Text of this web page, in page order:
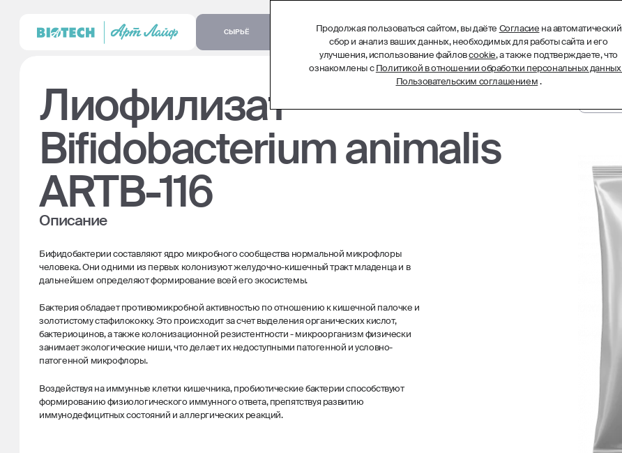
СЫРЬЁ БИОТЕХНОЛОГИЧЕСКИЕ КОМПЛЕКСЫ МЕНЮ
Лиофилизат
Bifidobacterium animalis
ARTB-116
Описание
Бифидобактерии составляют ядро микробного сообщества нормальной микрофлоры
человека. Они одними из первых колонизуют желудочно-кишечный тракт младенца и в
дальнейшем определяют формирование всей его экосистемы.
Бактерия обладает противомикробной активностью по отношению к кишечной палочке и
золотистому стафилококку. Это происходит за счет выделения органических кислот,
бактериоцинов, а также колонизационной резистентности - микроорганизм физически
занимает экологические ниши, что делает их недоступными патогенной и условно-
патогенной микрофлоры.
Воздействуя на иммунные клетки кишечника, пробиотические бактерии способствуют
формированию физиологического иммунного ответа, препятствуя развитию
иммунодефицитных состояний и аллергических реакций.
Продолжая пользоваться сайтом, вы даёте Согласие на автоматический
сбор и анализ ваших данных, необходимых для работы сайта и его
улучшения, использование файловcookie, а также подтверждаете, что
ознакомлены сПолитикой в отношении обработки персональных данных
Пользовательским соглашением.